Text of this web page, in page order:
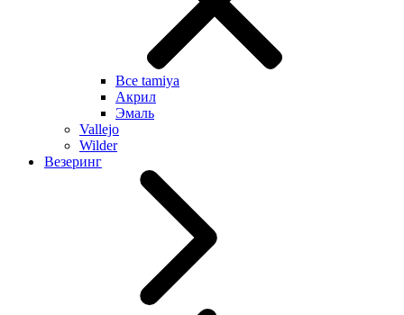
Все tamiya
Акрил
Эмаль
Vallejo
Wilder
Везеринг